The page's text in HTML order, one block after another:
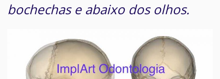
bochechas e abaixo dos olhos.